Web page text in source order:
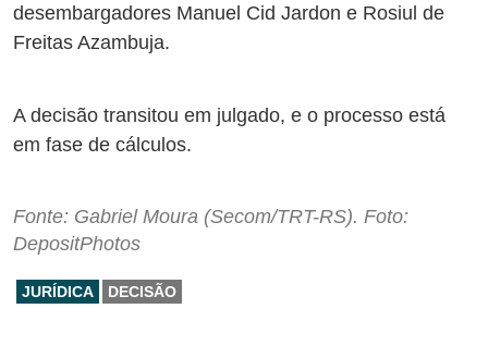
desembargadores Manuel Cid Jardon e Rosiul de
Freitas Azambuja.
A decisão transitou em julgado, e o processo está
em fase de cálculos.
Fonte: Gabriel Moura (Secom/TRT-RS). Foto:
DepositPhotos
JURÍDICA DECISÃO